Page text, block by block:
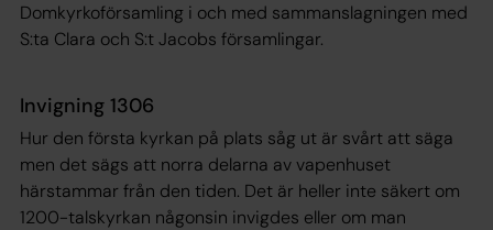
Domkyrkoförsamling i och med sammanslagningen med
S:ta Clara och S:t Jacobs församlingar.
Invigning 1306
Hur den första kyrkan på plats såg ut är svårt att säga
men det sägs att norra delarna av vapenhuset
härstammar från den tiden. Det är heller inte säkert om
1200-talskyrkan någonsin invigdes eller om man